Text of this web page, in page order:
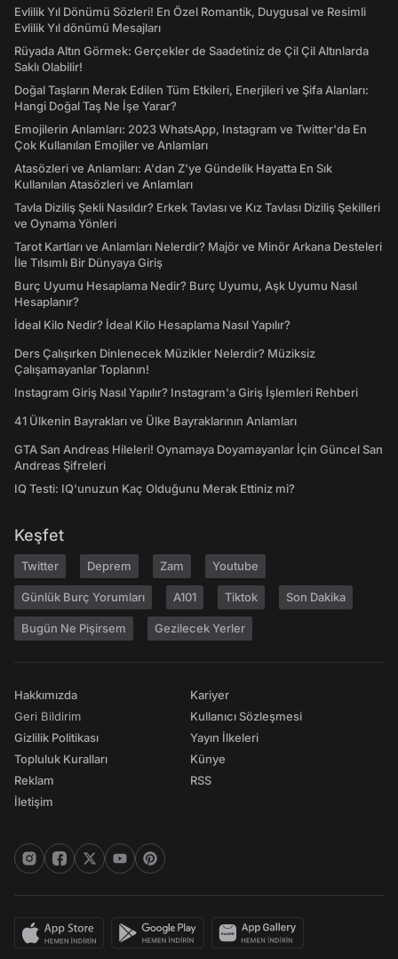
Evlilik Yıl Dönümü Sözleri! En Özel Romantik, Duygusal ve Resimli
Evlilik Yıl dönümü Mesajları
Rüyada Altın Görmek: Gerçekler de Saadetiniz de Çil Çil Altınlarda
Saklı Olabilir!
Doğal Taşların Merak Edilen Tüm Etkileri, Enerjileri ve Şifa Alanları:
Hangi Doğal Taş Ne İşe Yarar?
Emojilerin Anlamları: 2023 WhatsApp, Instagram ve Twitter'da En
Çok Kullanılan Emojiler ve Anlamları
Atasözleri ve Anlamları: A'dan Z'ye Gündelik Hayatta En Sık
Kullanılan Atasözleri ve Anlamları
Tavla Diziliş Şekli Nasıldır? Erkek Tavlası ve Kız Tavlası Diziliş Şekilleri
ve Oynama Yönleri
Tarot Kartları ve Anlamları Nelerdir? Majör ve Minör Arkana Desteleri
İle Tılsımlı Bir Dünyaya Giriş
Burç Uyumu Hesaplama Nedir? Burç Uyumu, Aşk Uyumu Nasıl
Hesaplanır?
İdeal Kilo Nedir? İdeal Kilo Hesaplama Nasıl Yapılır?
Ders Çalışırken Dinlenecek Müzikler Nelerdir? Müziksiz
Çalışamayanlar Toplanın!
Instagram Giriş Nasıl Yapılır? Instagram'a Giriş İşlemleri Rehberi
41 Ülkenin Bayrakları ve Ülke Bayraklarının Anlamları
GTA San Andreas Hileleri! Oynamaya Doyamayanlar İçin Güncel San
Andreas Şifreleri
IQ Testi: IQ'unuzun Kaç Olduğunu Merak Ettiniz mi?
Keşfet
Twitter Deprem Zam Youtube
Günlük Burç Yorumları A101 Tiktok Son Dakika
Bugün Ne Pişirsem Gezilecek Yerler
Hakkımızda
Geri Bildirim
Gizlilik Politikası
Topluluk Kuralları
Reklam
İletişim
Kariyer
Kullanıcı Sözleşmesi
Yayın İlkeleri
Künye
RSS